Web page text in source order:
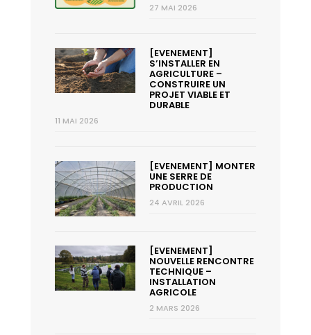
27 MAI 2026
[EVENEMENT]
S’INSTALLER EN
AGRICULTURE –
CONSTRUIRE UN
PROJET VIABLE ET
DURABLE
11 MAI 2026
[EVENEMENT] MONTER
UNE SERRE DE
PRODUCTION
24 AVRIL 2026
[EVENEMENT]
NOUVELLE RENCONTRE
TECHNIQUE –
INSTALLATION
AGRICOLE
2 MARS 2026